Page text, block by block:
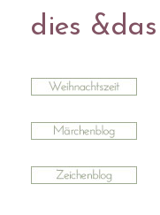
dies &das